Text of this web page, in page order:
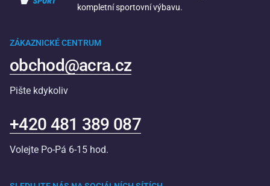
kompletní sportovní výbavu.
ZÁKAZNICKÉ CENTRUM
obchod@acra.cz
Pište kdykoliv
+420 481 389 087
Volejte Po-Pá 6-15 hod.